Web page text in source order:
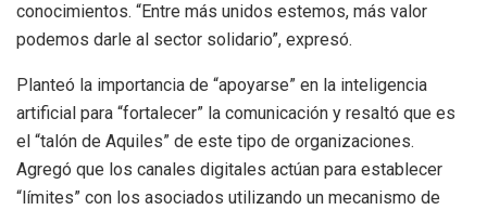
conocimientos. “Entre más unidos estemos, más valor
podemos darle al sector solidario”, expresó.
Planteó la importancia de “apoyarse” en la inteligencia
artificial para “fortalecer” la comunicación y resaltó que es
el “talón de Aquiles” de este tipo de organizaciones.
Agregó que los canales digitales actúan para establecer
“límites” con los asociados utilizando un mecanismo de